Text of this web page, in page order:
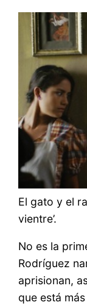
El gato y el
vientre’.
No es la
Rodríguez
aprisionan,
que está